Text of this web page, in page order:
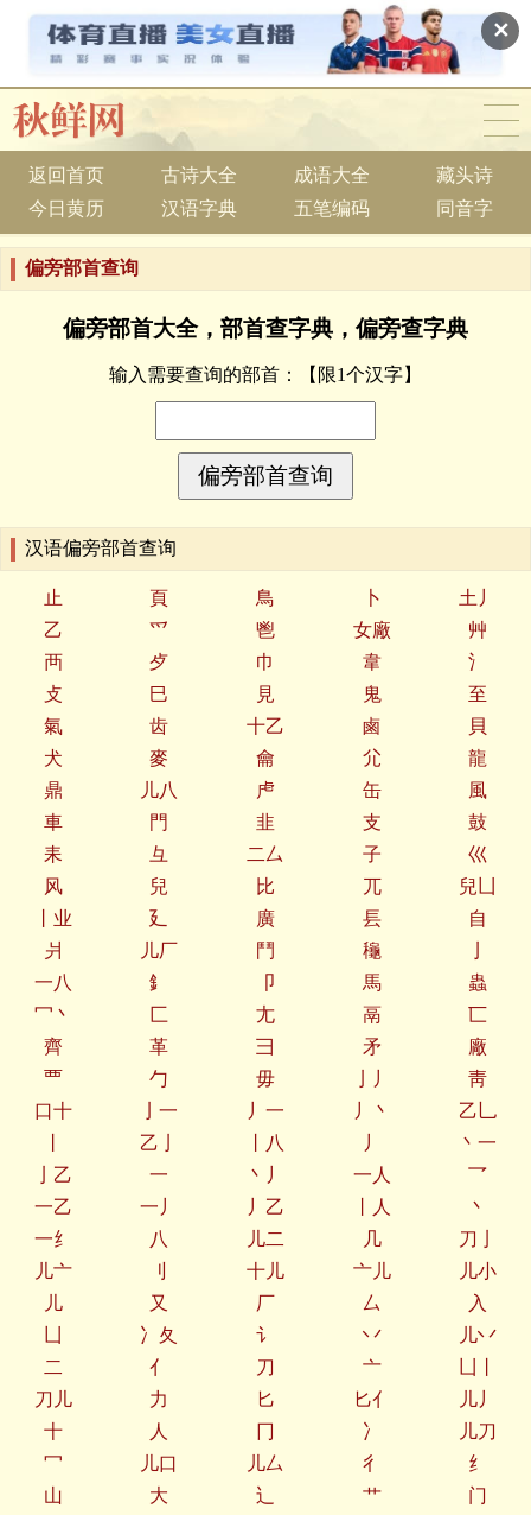
✕
返回首页 古诗大全 成语大全
藏头诗
今日黄历
汉语字典 五笔编码 同音字
偏旁部首查询
偏旁部首大全，部首查字典，偏旁查字典
输入需要查询的部首： 【限1个汉字】
汉语偏旁部首查询
止 頁 鳥 卜
土丿
乙
爫 鬯 女廠
艸
襾
歺 巾 韋
氵
攴
巳 見 鬼
至
氣
齿 十乙 鹵
貝
犬
麥 龠 尣
龍
鼎
儿八 虍 缶
風
車
門 韭 支
鼓
耒
彑 二厶 子
巛
风
兒 比 兀
兒凵
丨业
廴 廣 镸
自
爿
儿厂 鬥 龝
一八
釒 卩 馬
蟲
冖丶
匚 尢 鬲
匸
齊
革 彐 矛
廠
覀
勹 毋 亅丿
靑
口十
亅一 丿一 丿丶
乙乚
乙亅 丨八 丿
丶一
亅乙
一 丶丿 一人
乛
一乙
一丿 丿乙 丨人
丶
一纟
八 儿二 几
刀亅
儿亠
刂 十儿 亠儿
儿小
儿
又 厂 厶
入
冫夂 讠 丷
儿丷
二
亻 刀 亠
刀儿
力 匕 匕亻
儿丿
十
人 冂 冫
儿刀
冖
儿口 儿厶 彳
纟
山
大 辶 艹
门